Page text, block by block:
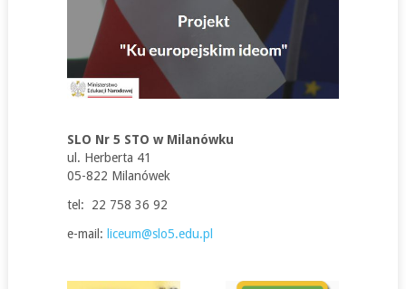
SLO Nr 5 STO w Milanówku
ul. Herberta 41
05-822 Milanówek
tel: 22 758 36 92
e-mail: liceum@slo5.edu.pl